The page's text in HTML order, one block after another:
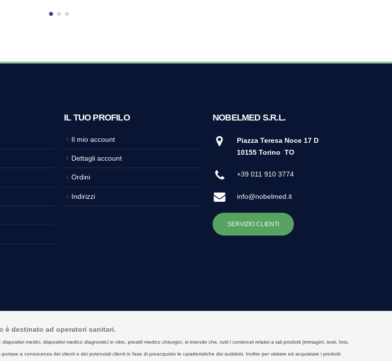
IL TUO PROFILO
Il mio account
Dettagli account
Ordini
Indirizzi
NOBELMED S.R.L.
Piazza Teresa Noce 17 D
10155 Torino TO
+39 011 910 3774
info@nobelmed.it
SERVIZIO CLIENTI
è destinato ad operatori sanitari.
medici, dispositivi medico diagnostici in vitro, presidi medico chirurgici, si intende che, tutti i contenuti relativi a tali prodotti (immagini, testi, foto,
a conoscenza dei clienti o dei potenziali clienti in fase di preacquisto le caratteristiche dei suddetti. Inoltre per visitare ed acquistare i prodotti